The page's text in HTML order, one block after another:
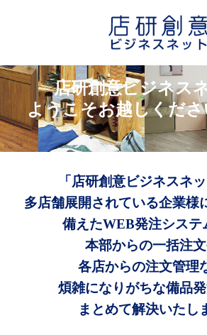
店研創意ビジネス
ようこそお越しくだ
「店研創意ビジネスネッ
多店舗展開されている企業様
備えたWEB発注システ
本部からの一括注文
各店からの注文管理
煩雑になりがちな備品
まとめて解決いたし